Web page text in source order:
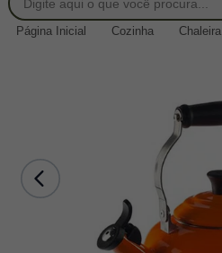
Página Inicial Cozinha Chaleira